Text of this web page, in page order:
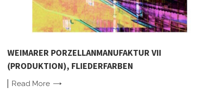
WEIMARER PORZELLANMANUFAKTUR VII
(PRODUKTION), FLIEDERFARBEN
Read More